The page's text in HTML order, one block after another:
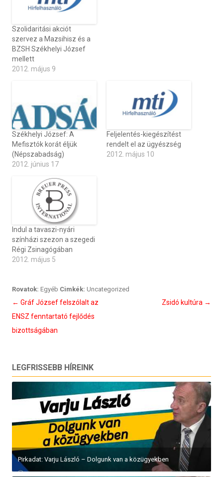
Szolidaritási akciót
szervez a Mazsihisz és a
BZSH Székhelyi József
mellett
2012. május 9
Székhelyi József: A
Mefisztók korát éljük
(Népszabadság)
2012. június 17
Feljelentés-kiegészítést
rendelt el az ügyészség
2012. május 10
Indul a tavaszi-nyári
színházi szezon a szegedi
Régi Zsinagógában
2012. május 5
Rovatok: Egyéb Cimkék: Uncategorized
Bejegyzés
navigáció
← Gráf József felszólalt az
ENSZ fenntartató fejlődés
bizottságában
Zsidó kultúra →
LEGFRISSEBB HÍREINK
Pirkadat: Varju László – Dolgunk van a közügyekben